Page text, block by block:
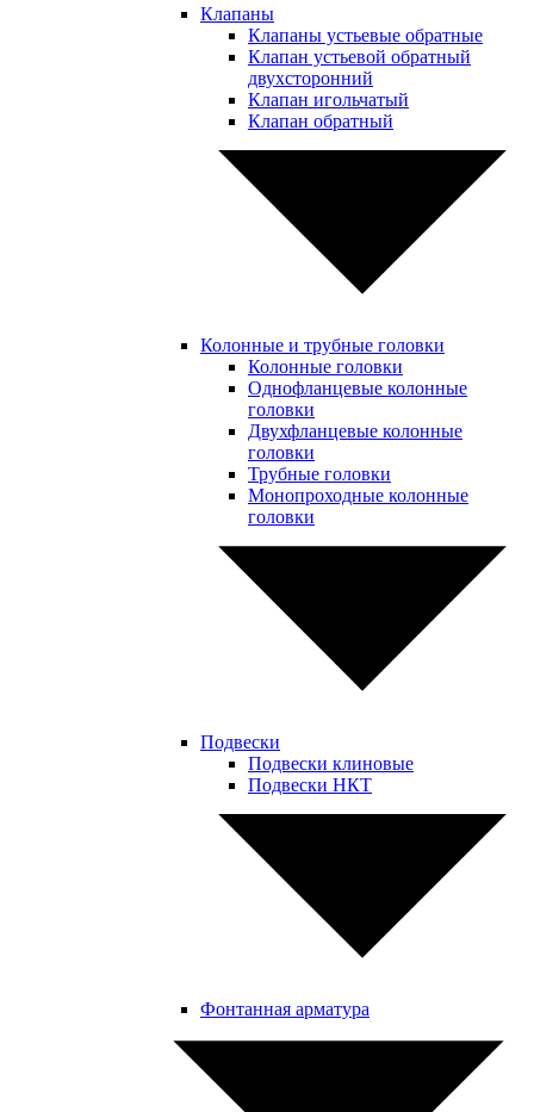
Клапаны
Клапаны устьевые обратные
Клапан устьевой обратный
двухсторонний
Клапан игольчатый
Клапан обратный
Колонные и трубные головки
Колонные головки
Однофланцевые колонные
головки
Двухфланцевые колонные
головки
Трубные головки
Монопроходные колонные
головки
Подвески
Подвески клиновые
Подвески НКТ
Фонтанная арматура